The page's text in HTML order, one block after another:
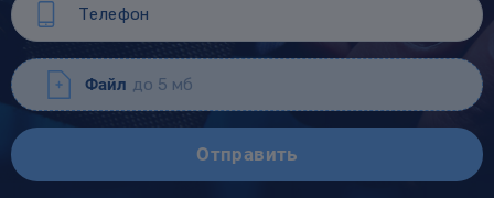
Файл до 5 мб
Отправить